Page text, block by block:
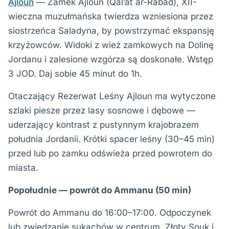
Ajloun — Zamek Ajloun (Qal’at ar-Rabad), XII-
wieczna muzułmańska twierdza wzniesiona przez
siostrzeńca Saladyna, by powstrzymać ekspansję
krzyżowców. Widoki z wież zamkowych na Dolinę
Jordanu i zalesione wzgórza są doskonałe. Wstęp
3 JOD. Daj sobie 45 minut do 1h.
Otaczający Rezerwat Leśny Ajloun ma wytyczone
szlaki piesze przez lasy sosnowe i dębowe —
uderzający kontrast z pustynnym krajobrazem
południa Jordanii. Krótki spacer leśny (30–45 min)
przed lub po zamku odświeża przed powrotem do
miasta.
Popołudnie — powrót do Ammanu (50 min)
Powrót do Ammanu do 16:00–17:00. Odpoczynek
lub zwiedzanie sukachów w centrum. Złoty Souk i